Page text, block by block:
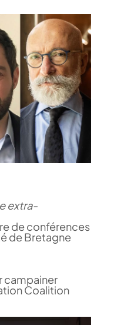
extra-
de conférences
de Bretagne
campainer
Coalition